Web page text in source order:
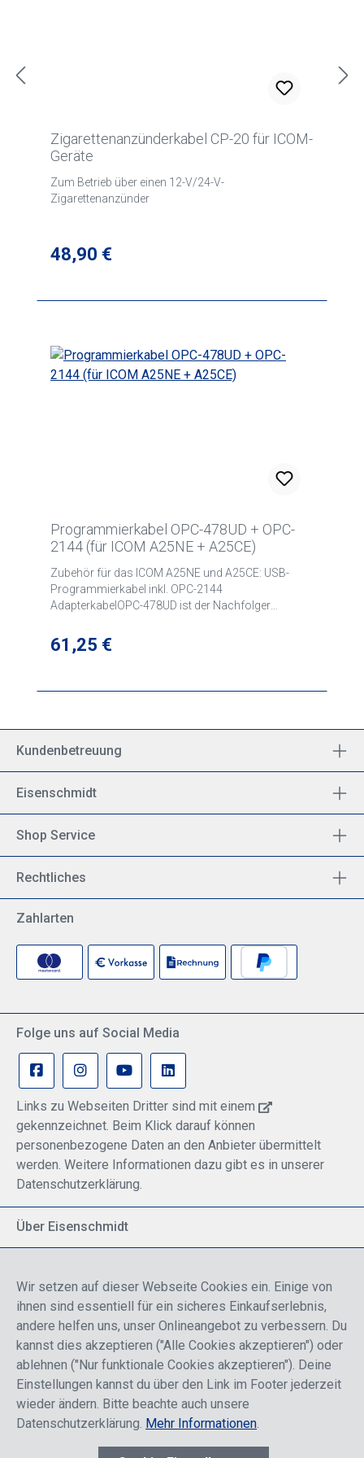
Zigarettenanzünderkabel CP-20 für ICOM-
Geräte
Zum Betrieb über einen 12-V/24-V-
Zigarettenanzünder
Regulärer Preis:
48,90 €
Programmierkabel OPC-478UD + OPC-
2144 (für ICOM A25NE + A25CE)
Zubehör für das ICOM A25NE und A25CE: USB-
Programmierkabel inkl. OPC-2144
AdapterkabelOPC-478UD ist der Nachfolger
Regulärer Preis:
61,25 €
Kundenbetreuung
Eisenschmidt
Shop Service
Rechtliches
Zahlarten
Folge uns auf Social Media
Links zu Webseiten Dritter sind mit einem
gekennzeichnet. Beim Klick darauf können
personenbezogene Daten an den Anbieter übermittelt
werden. Weitere Informationen dazu gibt es in unserer
Datenschutzerklärung.
Über Eisenschmidt
Breite Palette von Luftfahrtprodukten
Fokus auf Pilotenausbildung
Sicher einkaufen
Wir setzen auf dieser Webseite Cookies ein. Einige von
ihnen sind essentiell für ein sicheres Einkaufserlebnis,
andere helfen uns, unser Onlineangebot zu verbessern. Du
kannst dies akzeptieren ("Alle Cookies akzeptieren") oder
ablehnen ("Nur funktionale Cookies akzeptieren"). Deine
Einstellungen kannst du über den Link im Footer jederzeit
wieder ändern. Bitte beachte auch unsere
Datenschutzerklärung. Mehr Informationen.